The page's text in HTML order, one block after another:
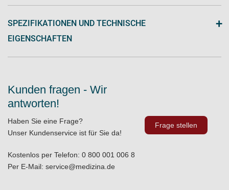
SPEZIFIKATIONEN UND TECHNISCHE
EIGENSCHAFTEN
+
Kunden fragen - Wir
antworten!
Haben Sie eine Frage?
Unser Kundenservice ist für Sie da!
Kostenlos per Telefon: 0 800 001 006 8
Per E-Mail: service@medizina.de
Frage stellen